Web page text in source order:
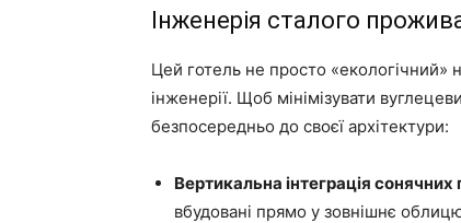
Інженерія сталого
Цей готель не просто «екологічний»
інженерії. Щоб мінімізувати
безпосередньо до своєї архітектури:
Вертикальна інтеграція сонячних
вбудовані прямо у зовнішнє